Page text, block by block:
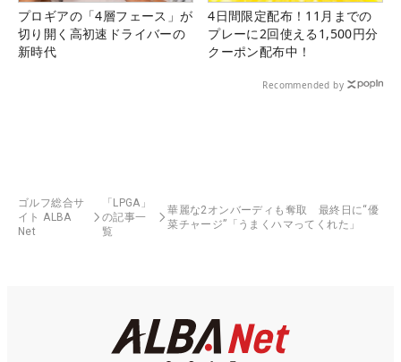
プロギアの「4層フェース」が
切り開く高初速ドライバーの
新時代
4日間限定配布！11月までの
プレーに2回使える1,500円分
クーポン配布中！
Recommended by
ゴルフ総合サ
イト ALBA
Net
「LPGA」
の記事一
覧
華麗な2オンバーディも奪取 最終日に“優
菜チャージ”「うまくハマってくれた」